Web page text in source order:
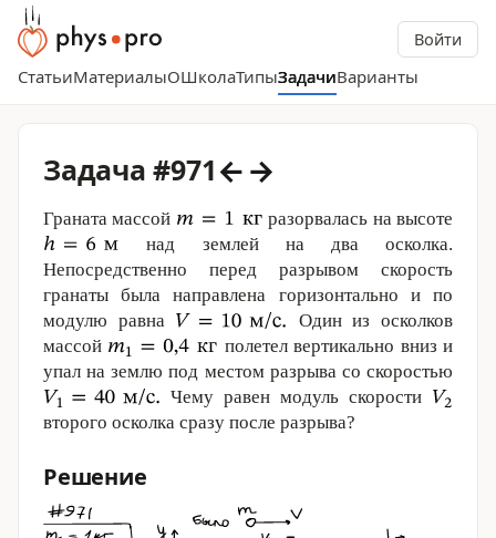
Войти
СтатьиМатериалыОШколаТипыЗадачиВарианты
Задача #971←→
Граната массой
разорвалась на высоте
над землей на два осколка.
Непосредственно перед разрывом скорость
гранаты была направлена горизонтально и по
модулю равна
Один из осколков
массой
полетел вертикально вниз и
упал на землю под местом разрыва со скоростью
Чему равен модуль скорости
второго осколка сразу после разрыва?
Решение